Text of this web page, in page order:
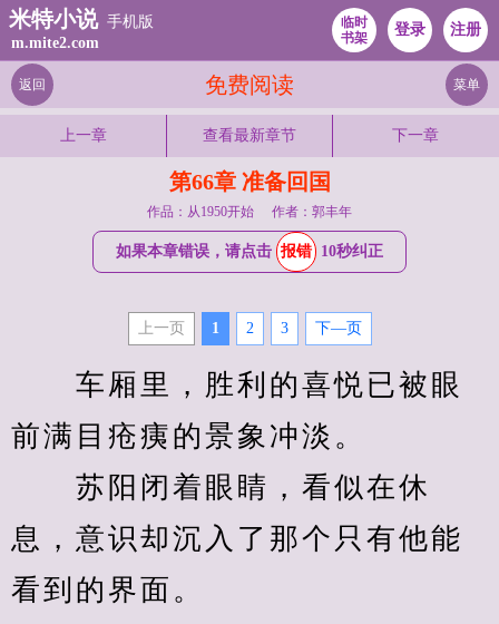
米特小说 手机版
m.mite2.com
临时
书架
登录 注册
免费阅读
返回 菜单
上一章 查看最新章节 下一章
第66章 准备回国
作品：从1950开始 作者：郭丰年
如果本章错误，请点击 报错 10秒纠正
上一页 1 2 3 下—页
车厢里，胜利的喜悦已被眼
前满目疮痍的景象冲淡。
苏阳闭着眼睛，看似在休
息，意识却沉入了那个只有他能
看到的界面。